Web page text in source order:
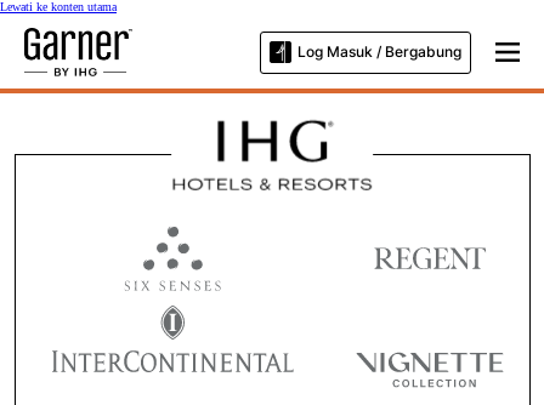
Lewati ke konten utama
Log Masuk / Bergabung